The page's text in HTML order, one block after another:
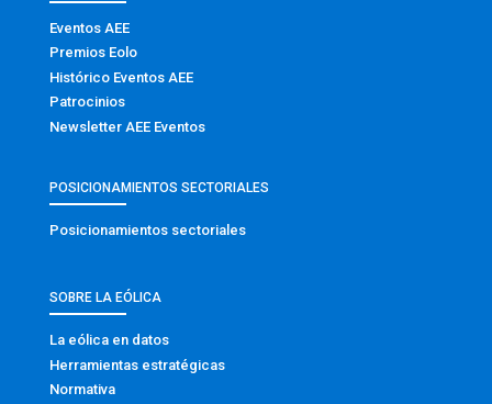
Eventos AEE
Premios Eolo
Histórico Eventos AEE
Patrocinios
Newsletter AEE Eventos
POSICIONAMIENTOS SECTORIALES
Posicionamientos sectoriales
SOBRE LA EÓLICA
La eólica en datos
Herramientas estratégicas
Normativa